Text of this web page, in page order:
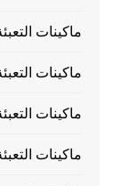
ماكينات
ماكينات
ماكينات
ماكينات